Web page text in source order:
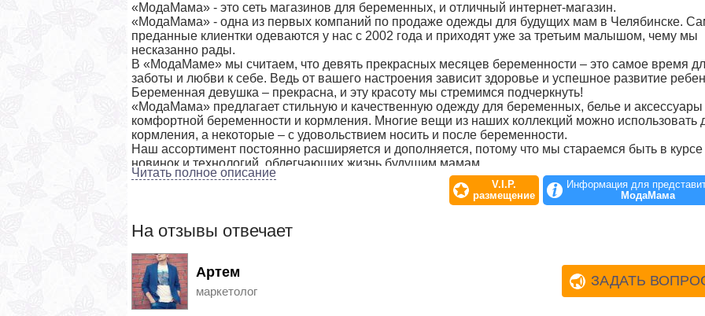
«МодаМама» - это сеть магазинов для беременных, и отличный интернет-магазин.
«МодаМама» - одна из первых компаний по продаже одежды для будущих мам в Челябинске.
преданные клиентки одеваются у нас с 2002 года и приходят уже за третьим малышом, чему мы
несказанно рады.
В «МодаМаме» мы считаем, что девять прекрасных месяцев беременности – это самое время
заботы и любви к себе. Ведь от вашего настроения зависит здоровье и успешное развитие
Беременная девушка – прекрасна, и эту красоту мы стремимся подчеркнуть!
«МодаМама» предлагает стильную и качественную одежду для беременных, белье и
комфортной беременности и кормления. Многие вещи из наших коллекций можно использовать
кормления, а некоторые – с удовольствием носить и после беременности.
Наш ассортимент постоянно расширяется и дополняется, потому что мы стараемся быть в курсе
новинок и технологий, облегчающих жизнь будущим мамам
Читать полное описание
V.I.P.
размещение
Информация для
МодаМама
На отзывы отвечает
Артем
маркетолог
ЗАДАТЬ